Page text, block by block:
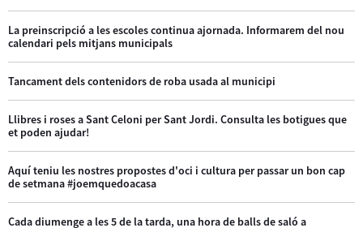
La preinscripció a les escoles continua ajornada. Informarem del nou
calendari pels mitjans municipals
Tancament dels contenidors de roba usada al municipi
Llibres i roses a Sant Celoni per Sant Jordi. Consulta les botigues que
et poden ajudar!
Aquí teniu les nostres propostes d'oci i cultura per passar un bon cap
de setmana #joemquedoacasa
Cada diumenge a les 5 de la tarda, una hora de balls de saló a